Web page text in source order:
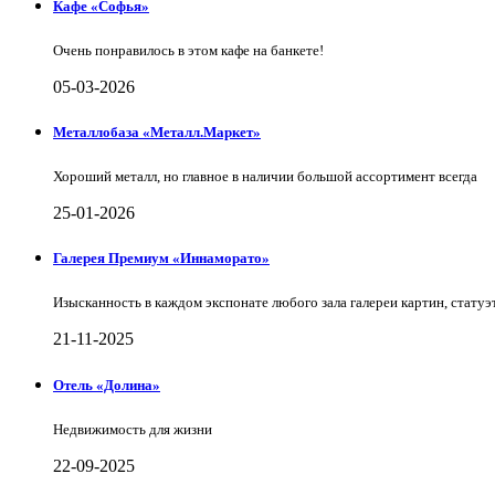
Кафе «Софья»
Очень понравилось в этом кафе на банкете!
05-03-2026
Металлобаза «Металл.Маркет»
Хороший металл, но главное в наличии большой ассортимент всегда
25-01-2026
Галерея Премиум «Иннаморато»
Изысканность в каждом экспонате любого зала галереи картин,
21-11-2025
Отель «Долина»
Недвижимость для жизни
22-09-2025